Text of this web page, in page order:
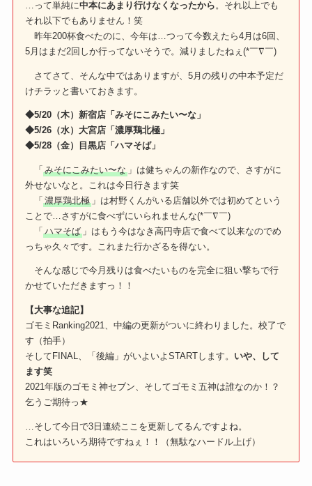
…って単純に中本にあまり行けなくなったから。それ以上でも
それ以下でもありません！笑
昨年200杯食べたのに、今年は…つって今数えたら4月は6回、
5月はまだ2回しか行ってないそうで。減りましたねぇ(*￣∇￣)
さてさて、そんな中ではありますが、5月の残りの中本予定だ
けチラッと書いておきます。
◆5/20（木）新宿店「みそにこみたい〜な」
◆5/26（水）大宮店「濃厚鶏北極」
◆5/28（金）目黒店「ハマそば」
「みそにこみたい〜な 」は健ちゃんの新作なので、さすがに
外せないなと。これは今日行きます笑
「濃厚鶏北極 」は村野くんがいる店舗以外では初めてという
ことで…さすがに食べずにいられませんな(*￣∇￣)
「ハマそば 」はもう今はなき高円寺店で食べて以来なのでめ
っちゃ久々です。これまた行かざるを得ない。
そんな感じで今月残りは食べたいものを完全に狙い撃ちで行
かせていただきますっ！！
【大事な追記】
ゴモミRanking2021、中編の更新がついに終わりました。校了で
す（拍手）
そしてFINAL、「後編」がいよいよSTARTします。 いや、して
ます笑
2021年版のゴモミ神セブン、そしてゴモミ五神は誰なのか！？
乞うご期待っ★
…そして今日で3日連続ここを更新してるんですよね。
これはいろいろ期待ですねぇ！！（無駄なハードル上げ）